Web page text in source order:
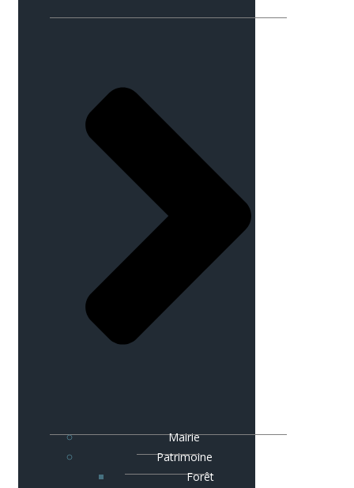
Mairie
Patrimoine
Forêt